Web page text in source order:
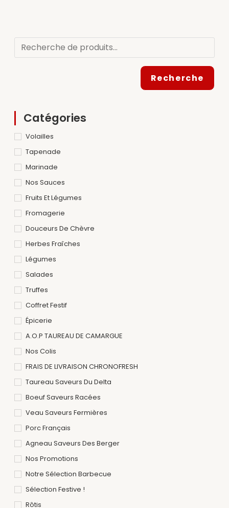
Recherche
Catégories
Volailles
Tapenade
Marinade
Nos Sauces
Fruits Et Légumes
Fromagerie
Douceurs De Chèvre
Herbes Fraîches
Légumes
Salades
Truffes
Coffret Festif
Épicerie
A.O.P TAUREAU DE CAMARGUE
Nos Colis
FRAIS DE LIVRAISON CHRONOFRESH
Taureau Saveurs Du Delta
Boeuf Saveurs Racées
Veau Saveurs Fermières
Porc Français
Agneau Saveurs Des Berger
Nos Promotions
Notre Sélection Barbecue
Sélection Festive !
Rôtis